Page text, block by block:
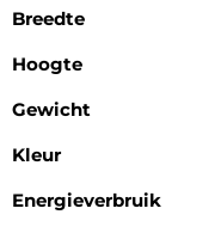
Breedte
Hoogte
Gewicht
Kleur
Energieverbruik